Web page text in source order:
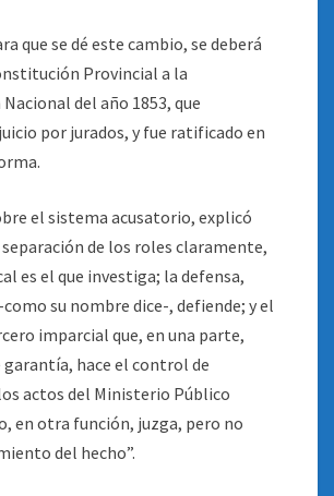
que se dé este cambio, se deberá
Provincial a la
del año 1853, que
por jurados, y fue ratificado en
el sistema acusatorio, explicó
de los roles claramente,
es el que investiga; la defensa,
su nombre dice-, defiende; y el
imparcial que, en una parte,
garantía, hace el control de
actos del Ministerio Público
en otra función, juzga, pero no
del hecho”.